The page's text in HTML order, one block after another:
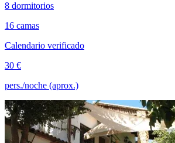
8 dormitorios
16 camas
Calendario verificado
30 €
pers./noche (aprox.)